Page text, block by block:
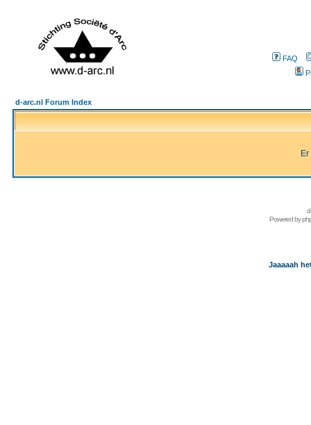
FAQ
d-arc.nl Forum Index
Powered by
Jaaaaah